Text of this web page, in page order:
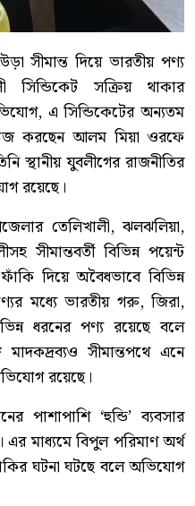
সীমান্ত দিয়ে ভারতীয় পণ্য
সিন্ডিকেট সক্রিয় থাকার
এ সিন্ডিকেটের অন্যতম
কাজ করছেন আলম মিয়া ওরফে
স্থানীয় যুবলীগের রাজনীতির
রয়েছে।
তেলিখালী, ঝলঝলিয়া,
সীমান্তবর্তী বিভিন্ন পয়েন্ট
দিয়ে অবৈধভাবে বিভিন্ন
মধ্যে ভারতীয় গরু, জিরা,
ধরনের পণ্য রয়েছে বলে
সীমান্তপথে এনে
রয়েছে।
পাশাপাশি ‘হুন্ডি’ ব্যবসার
মাধ্যমে বিপুল পরিমাণ অর্থ
ঘটনা ঘটছে বলে অভিযোগ